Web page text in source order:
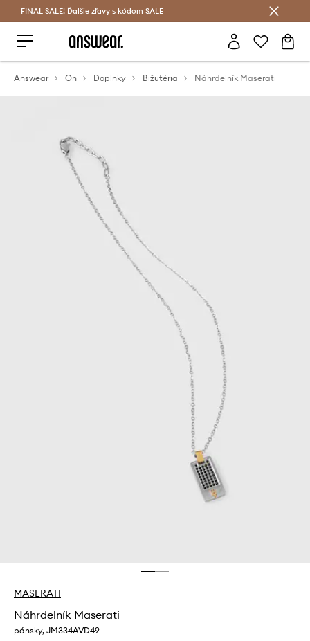
Šetrite s Answear Club >
FINAL SALE! Ďalšie zľavy s kódom SALE
Answear On Doplnky Bižutéria Náhrdelník Maserati
MASERATI
Náhrdelník Maserati
pánsky, JM334AVD49